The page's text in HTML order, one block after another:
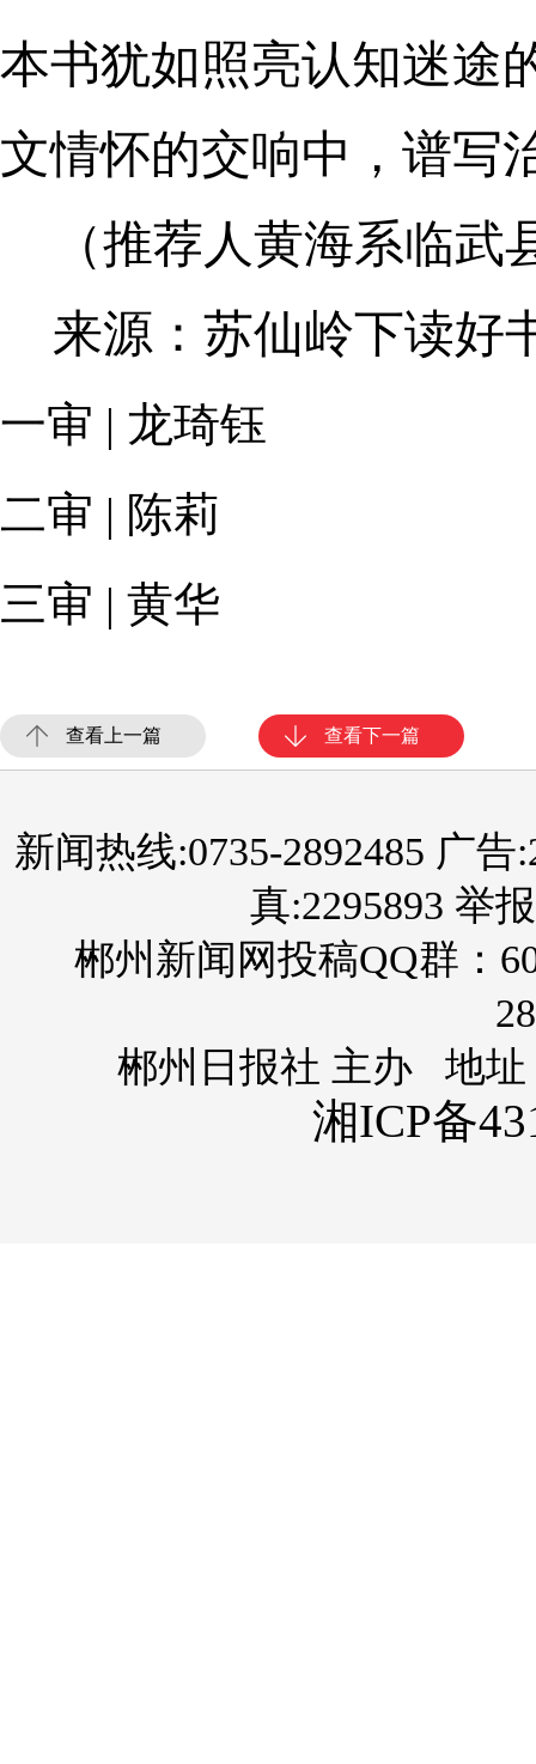
本书犹如照亮认知迷途
文情怀的交响中，谱写
（推荐人黄海系临
来源：苏仙岭下读好
一审 | 龙琦钰
二审 | 陈莉
三审 | 黄华
查看上一篇 查看下一篇
新闻热线:0735-2892485 广告
真:2295893 举
郴州新闻网投稿QQ群：
郴州日报社 主办 地址
湘ICP备